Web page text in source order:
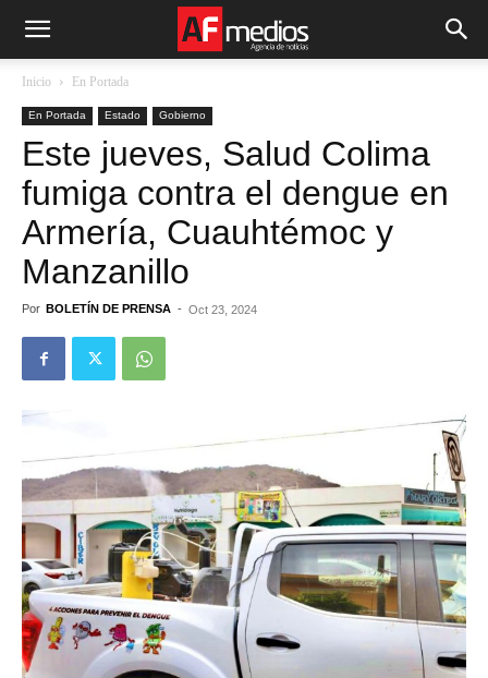
Inicio En Portada
En Portada Estado Gobierno
Este jueves, Salud Colima
fumiga contra el dengue en
Armería, Cuauhtémoc y
Manzanillo
Por BOLETÍN DE PRENSA - Oct 23, 2024